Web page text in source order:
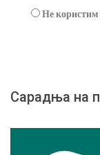
Не користим
Сарадња на